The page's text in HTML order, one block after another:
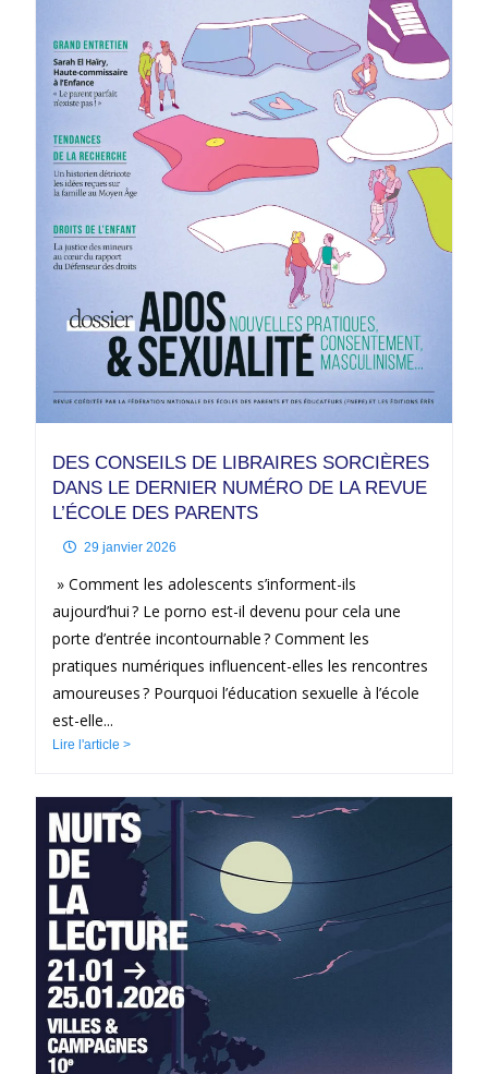
DES CONSEILS DE LIBRAIRES SORCIÈRES
DANS LE DERNIER NUMÉRO DE LA REVUE
L’ÉCOLE DES PARENTS
29 janvier 2026
» Comment les adolescents s’informent-ils
aujourd’hui ? Le porno est-il devenu pour cela une
porte d’entrée incontournable ? Comment les
pratiques numériques influencent-elles les rencontres
amoureuses ? Pourquoi l’éducation sexuelle à l’école
est-elle...
Lire l'article >